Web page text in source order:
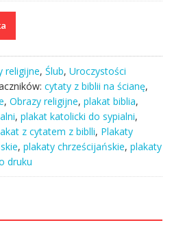
religijne, Ślub, Uroczystości
cytaty z biblii na ścianę,
, Obrazy religijne, plakat biblia,
, plakat katolicki do sypialni,
z cytatem z biblli, Plakaty
, plakaty chrześcijańskie, plakaty
druku